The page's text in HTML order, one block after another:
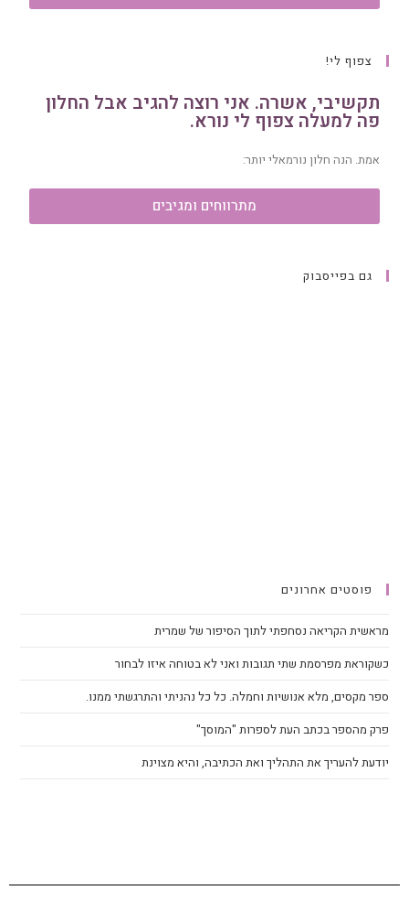
צפוף לי!
תקשיבי, אשרה. אני רוצה להגיב אבל החלון
פה למעלה צפוף לי נורא.
אמת. הנה חלון נורמאלי יותר:
מתרווחים ומגיבים
גם בפייסבוק
פוסטים אחרונים
מראשית הקריאה נסחפתי לתוך הסיפור של שמרית
כשקוראת מפרסמת שתי תגובות ואני לא בטוחה איזו לבחור
ספר מקסים, מלא אנושיות וחמלה. כל כל נהניתי והתרגשתי ממנו.
פרק מהספר בכתב העת לספרות "המוסך"
יודעת להעריך את התהליך ואת הכתיבה, והיא מצוינת